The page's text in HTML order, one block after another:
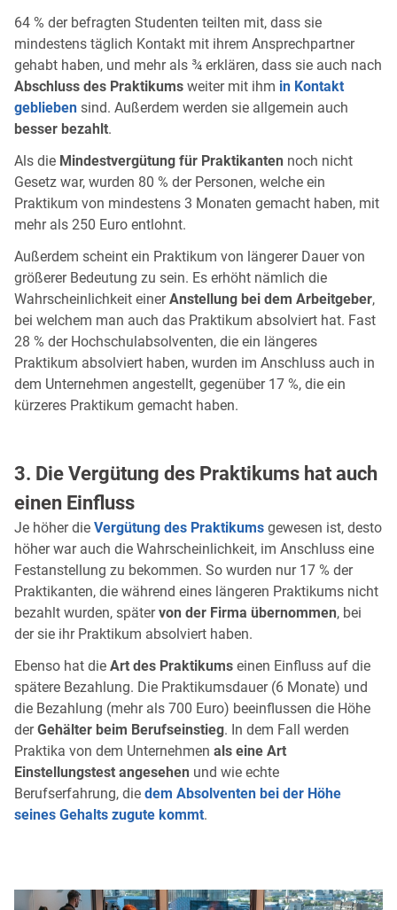
64 % der befragten Studenten teilten mit, dass sie
mindestens täglich Kontakt mit ihrem Ansprechpartner
gehabt haben, und mehr als ¾ erklären, dass sie auch nach
Abschluss des Praktikums weiter mit ihm in Kontakt
geblieben sind. Außerdem werden sie allgemein auch
besser bezahlt.
Als die Mindestvergütung für Praktikanten noch nicht
Gesetz war, wurden 80 % der Personen, welche ein
Praktikum von mindestens 3 Monaten gemacht haben, mit
mehr als 250 Euro entlohnt.
Außerdem scheint ein Praktikum von längerer Dauer von
größerer Bedeutung zu sein. Es erhöht nämlich die
Wahrscheinlichkeit einerAnstellung bei dem Arbeitgeber,
bei welchem man auch das Praktikum absolviert hat. Fast
28 % der Hochschulabsolventen, die ein längeres
Praktikum absolviert haben, wurden im Anschluss auch in
dem Unternehmen angestellt, gegenüber 17 %, die ein
kürzeres Praktikum gemacht haben.
3. Die Vergütung des Praktikums hat auch
einen Einfluss
Je höher die Vergütung des Praktikums gewesen ist, desto
höher war auch die Wahrscheinlichkeit, im Anschluss eine
Festanstellung zu bekommen. So wurden nur 17 % der
Praktikanten, die während eines längeren Praktikums nicht
bezahlt wurden, spätervon der Firma übernommen, bei
der sie ihr Praktikum absolviert haben.
Ebenso hat die Art des Praktikums einen Einfluss auf die
spätere Bezahlung. Die Praktikumsdauer (6 Monate) und
die Bezahlung (mehr als 700 Euro) beeinflussen die Höhe
derGehälter beim Berufseinstieg. In dem Fall werden
Praktika von dem Unternehmen als eine Art
Einstellungstest angesehen und wie echte
Berufserfahrung, die dem Absolventen bei der Höhe
seines Gehalts zugute kommt.